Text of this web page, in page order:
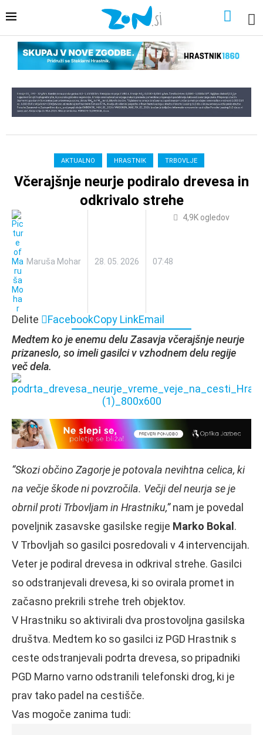
AKTUALNO HRASTNIK TRBOVLJE
Včerajšnje neurje podiralo drevesa in
odkrivalo strehe
Maruša Mohar 28. 05. 2026 07:48
4,9K ogledov
Delite FacebookCopy LinkEmail
Medtem ko je enemu delu Zasavja včerajšnje neurje
prizaneslo, so imeli gasilci v vzhodnem delu regije
več dela.
“Skozi občino Zagorje je potovala nevihtna celica, ki
na večje škode ni povzročila. Večji del neurja se je
obrnil proti Trbovljam in Hrastniku,”nam je povedal
poveljnik zasavske gasilske regije Marko Bokal.
V Trbovljah so gasilci posredovali v 4 intervencijah.
Veter je podiral drevesa in odkrival strehe. Gasilci
so odstranjevali drevesa, ki so ovirala promet in
začasno prekrili strehe treh objektov.
V Hrastniku so aktivirali dva prostovoljna gasilska
društva. Medtem ko so gasilci iz PGD Hrastnik s
ceste odstranjevali podrta drevesa, so pripadniki
PGD Marno varno odstranili telefonski drog, ki je
prav tako padel na cestišče.
Vas mogoče zanima tudi: